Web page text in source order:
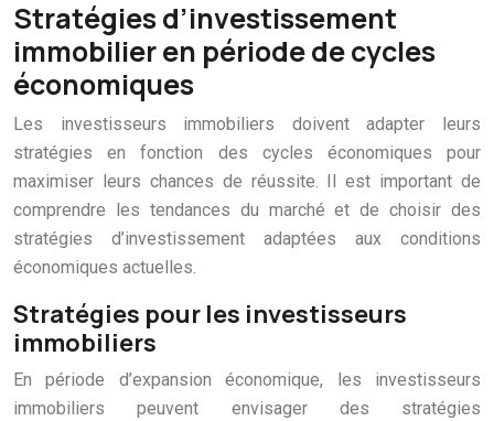
Stratégies d’investissement
immobilier en période de cycles
économiques
Les investisseurs immobiliers doivent adapter leurs
stratégies en fonction des cycles économiques pour
maximiser leurs chances de réussite. Il est important de
comprendre les tendances du marché et de choisir des
stratégies d’investissement adaptées aux conditions
économiques actuelles.
Stratégies pour les investisseurs
immobiliers
En période d’expansion économique, les investisseurs
immobiliers peuvent envisager des stratégies